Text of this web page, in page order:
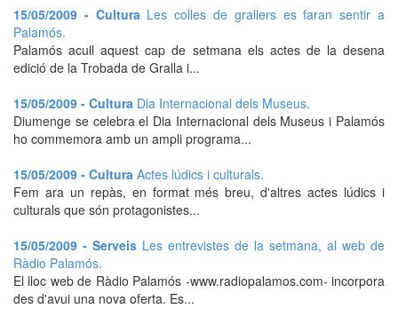
15/05/2009 - Cultura Les colles de grallers es faran sentir a
Palamós.
Palamós acull aquest cap de setmana els actes de la desena
edició de la Trobada de Gralla i...
15/05/2009 - Cultura Dia Internacional dels Museus.
Diumenge se celebra el Dia Internacional dels Museus i Palamós
ho commemora amb un ampli programa...
15/05/2009 - Cultura Actes lúdics i culturals.
Fem ara un repàs, en format més breu, d'altres actes lúdics i
culturals que són protagonistes...
15/05/2009 - Serveis Les entrevistes de la setmana, al web de
Ràdio Palamós.
El lloc web de Ràdio Palamós -www.radiopalamos.com- incorpora
des d'avui una nova oferta. Es...